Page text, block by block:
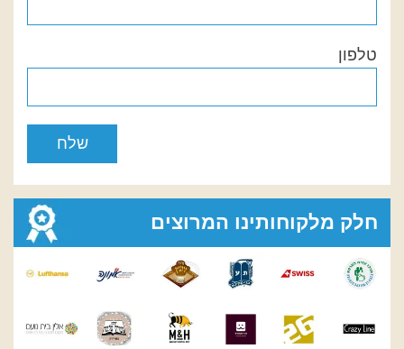
טלפון
חלק מלקוחותינו המרוצים